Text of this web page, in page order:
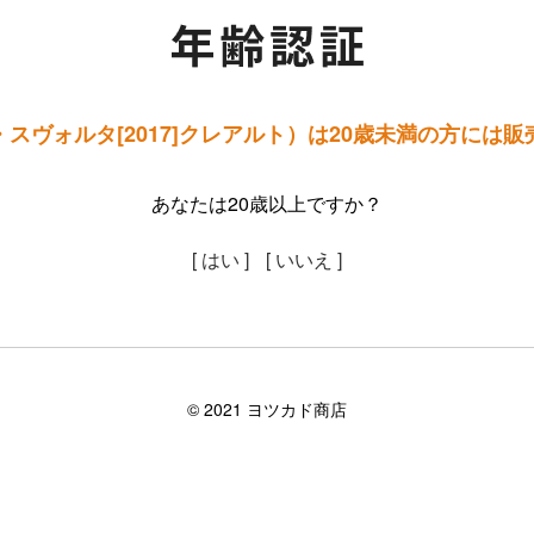
スヴォルタ[2017]クレアルト）は20歳未満の方には販
あなたは20歳以上ですか？
[ はい ] [ いいえ ]
©︎ 2021 ヨツカド商店